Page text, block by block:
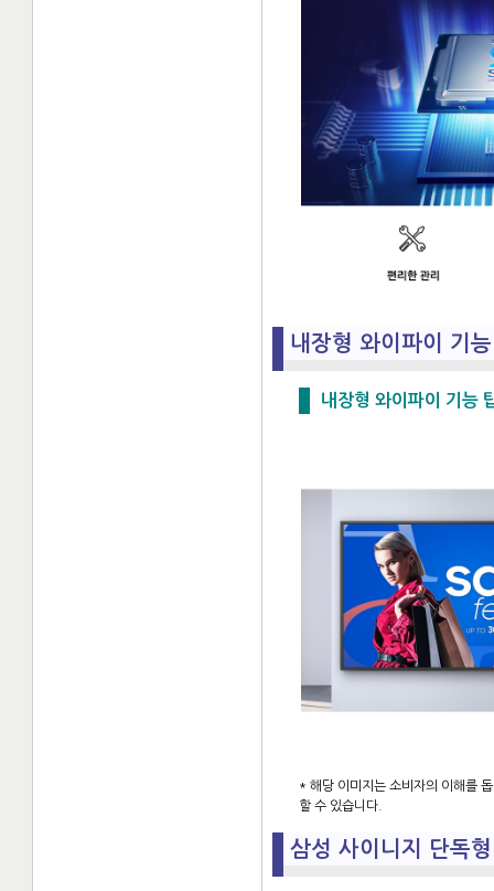
내장형 와이파이 기능
내장형 와이파이 기능
* 해당 이미지는 소비자의 이해를
할 수 있습니다.
삼성 사이니지 단독